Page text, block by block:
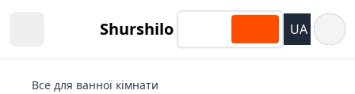
Shurshilo UA
Все для ванної кімнати